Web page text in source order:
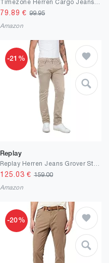
79.89 € 99.95
Amazon
-21%
Replay
125.03 € 159.00
Amazon
-20%